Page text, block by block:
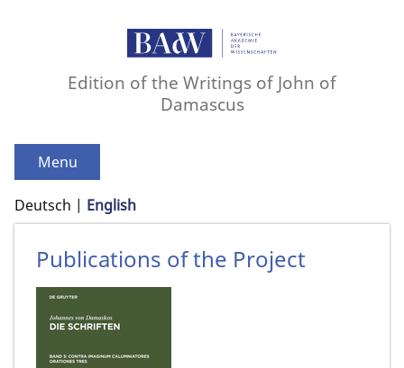
Edition of the Writings of John of
Damascus
Menu
Deutsch English
Publications of the Project